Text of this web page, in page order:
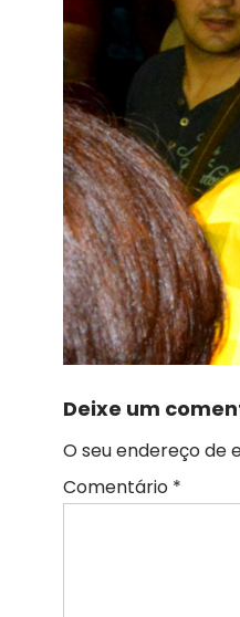
Deixe um
O seu endereço de
Comentário *